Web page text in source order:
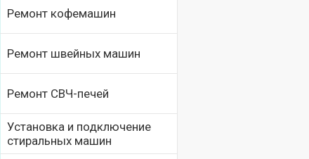
Ремонт кофемашин
Ремонт швейных машин
Ремонт СВЧ-печей
Установка и подключение
стиральных машин